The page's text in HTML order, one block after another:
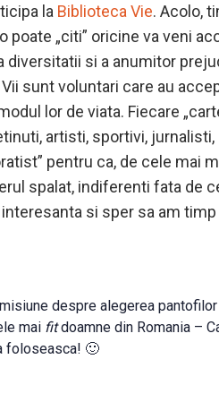
la Biblioteca Vie. Acolo,
poate „citi” oricine va veni
diversitatii si a anumitor
sunt voluntari care au
lor de viata. Fiecare
artisti, sportivi, jurnalisti,
pentru ca, de cele mai
spalat, indiferenti fata de
si sper sa am timp
despre alegerea
mai fitdoamne din Romania –
foloseasca! 🙂